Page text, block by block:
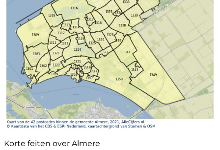
Korte feiten over Almere